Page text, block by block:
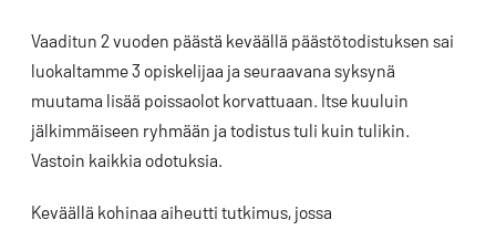
Vaaditun 2 vuoden päästä keväällä päästötodistuksen sai
luokaltamme 3 opiskelijaa ja seuraavana syksynä
muutama lisää poissaolot korvattuaan. Itse kuuluin
jälkimmäiseen ryhmään ja todistus tuli kuin tulikin.
Vastoin kaikkia odotuksia.
Keväällä kohinaa aiheutti tutkimus, jossa